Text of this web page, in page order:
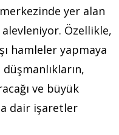
yer alan
Özellikle,
hamleler yapmaya
ve büyük
dair işaretler